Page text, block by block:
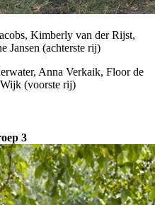
Kimberly van der Rijst,
Jansen (achterste rij)
Anna Verkaik, Floor de
(voorste rij)
3